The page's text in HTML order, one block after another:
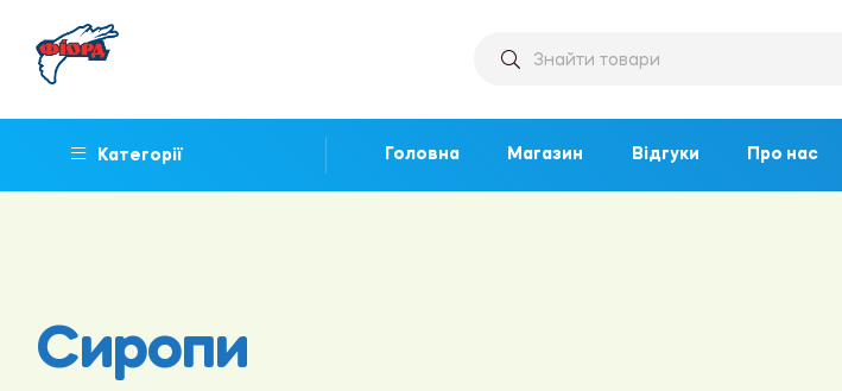
Категорії Головна Магазин Відгуки Про нас
Сиропи